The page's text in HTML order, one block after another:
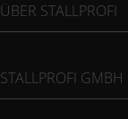
ÜBER STALLPROFI
STALLPROFI GMBH